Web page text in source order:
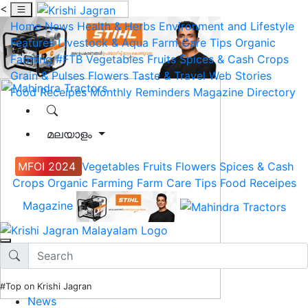
<
Home News Health & Herbs Environment and Lifestyle
Features Livestock & Aqua Farm Care Tips Organic
Farming #FTB Vegetables Fruits Spices & Cash Crops
Grain & Pulses Flowers Taste & Travel Web Stories
Food Receipes Monthly Reminders Magazine Directory
മലയാളം
MFOI 2024 Vegetables Fruits Flowers Spices & Cash
Crops Organic Farming Farm Care Tips Food Receipes
Magazine
#Top on Krishi Jagran
News